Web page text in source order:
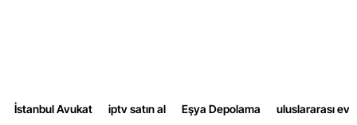
İstanbul Avukat iptv satın al Eşya Depolama uluslararası